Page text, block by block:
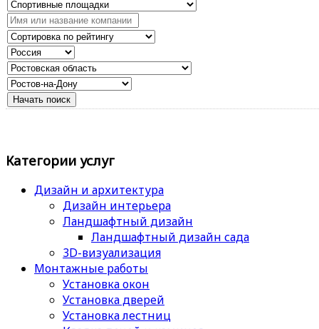
Категории услуг
Дизайн и архитектура
Дизайн интерьера
Ландшафтный дизайн
Ландшафтный дизайн сада
3D-визуализация
Монтажные работы
Установка окон
Установка дверей
Установка лестниц